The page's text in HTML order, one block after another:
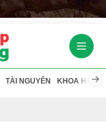
TÀI NGUYÊN KHOA HỌC